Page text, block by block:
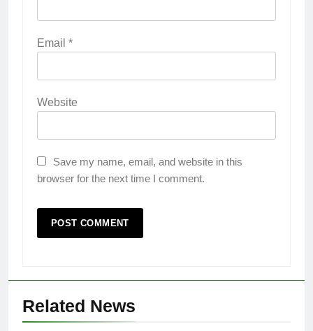
Email *
Website
Save my name, email, and website in this
browser for the next time I comment.
Related News